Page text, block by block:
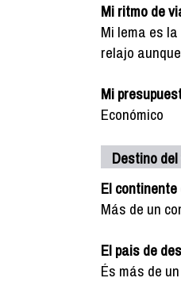
Mi ritmo de
Mi lema es
relajo
Mi
Económico
Destino
El
Más de un
El pais de
És más de